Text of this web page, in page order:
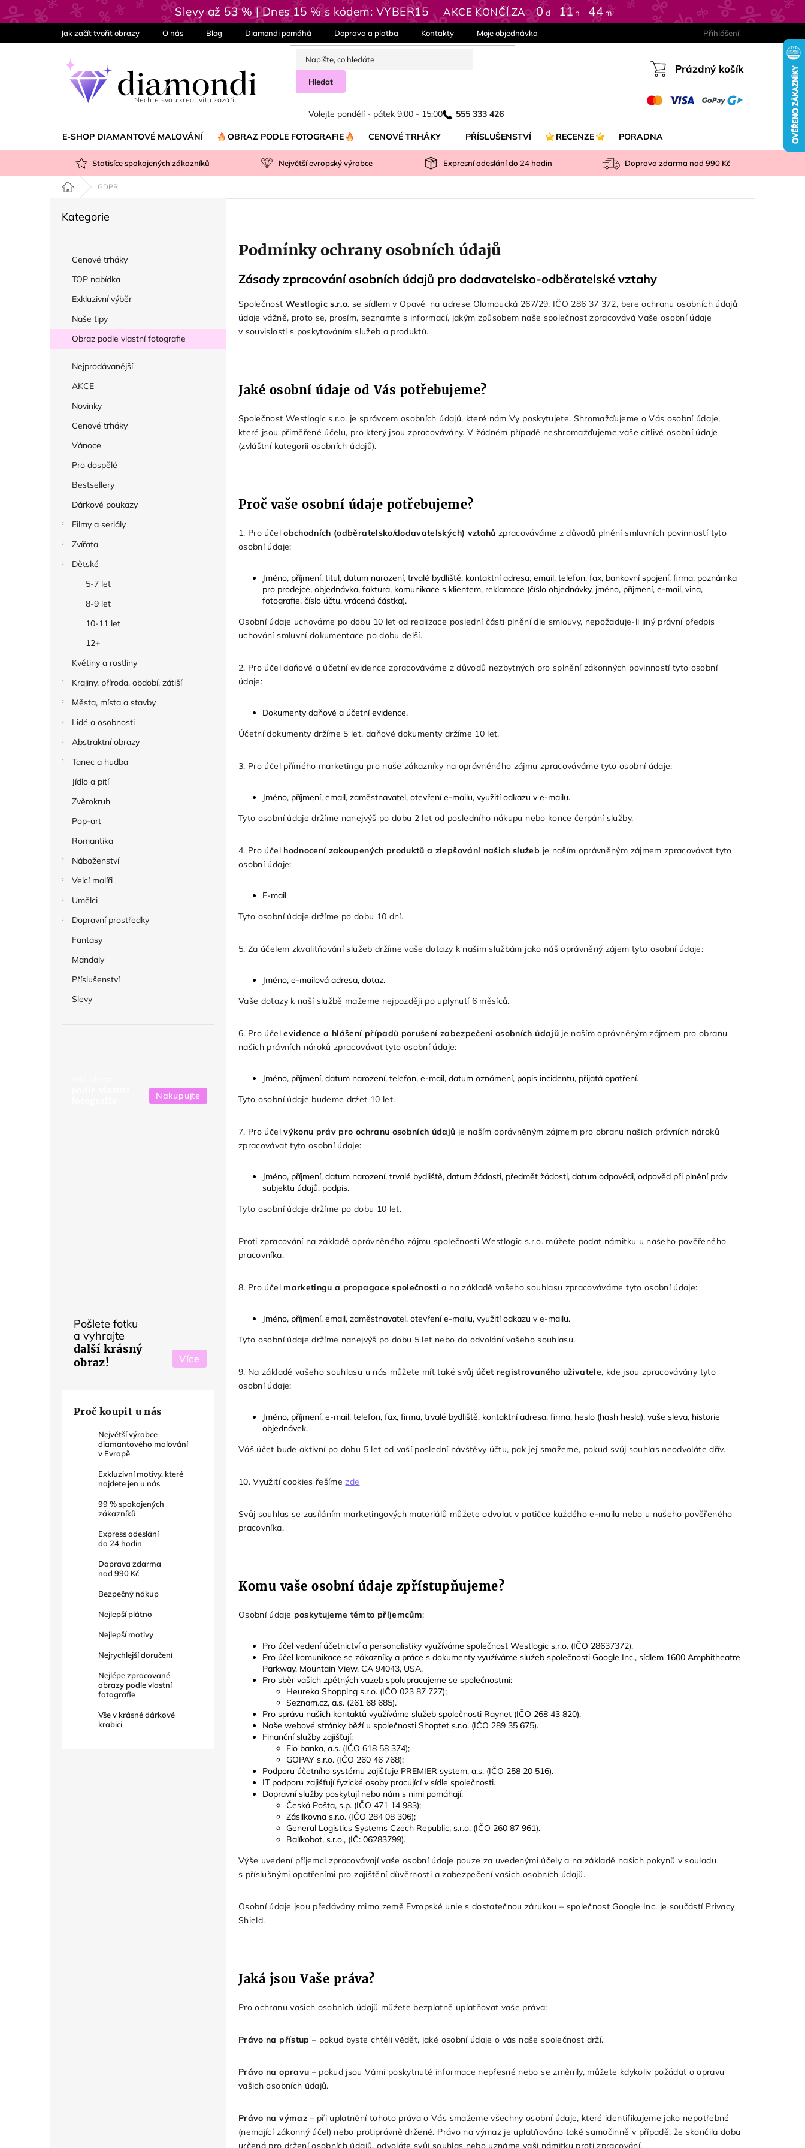
Přejít
na
Slevy až 53 % | Dnes 15 % s kódem: VYBER15 AKCE KONČÍ ZA 0 d 11 h 44 m
Jak začít tvořit obrazy O nás Blog Diamondi pomáhá Doprava a platba Kontakty Moje objednávka Přihlášení
Hledat
Volejte pondělí - pátek 9:00 - 15:00 555 333 426
Nákupní
Prázdný košík
E-SHOP DIAMANTOVÉ MALOVÁNÍ OBRAZ PODLE FOTOGRAFIE CENOVÉ TRHÁKY PŘÍSLUŠENSTVÍ RECENZE PORADNA
Statisíce spokojených zákazníků Největší evropský výrobce Expresní odeslání do 24hodin Doprava zdarma nad990 Kč
Domů GDPR
Přeskočit
Kategorie
Cenové trháky
TOP nabídka
Exkluzivní výběr
Naše tipy
Obraz podle vlastní fotografie
Nejprodávanější
AKCE
Novinky
Cenové trháky
Vánoce
Pro dospělé
Bestsellery
Dárkové poukazy
Filmy a seriály
Zvířata
Dětské
5-7 let
8-9 let
10-11 let
12+
Květiny a rostliny
Krajiny, příroda, období, zátiší
Města, místa a stavby
Lidé a osobnosti
Abstraktní obrazy
Tanec a hudba
Jídlo a pití
Zvěrokruh
Pop-art
Romantika
Náboženství
Velcí malíři
Umělci
Dopravní prostředky
Fantasy
Mandaly
Příslušenství
Slevy
Nakupujte
Pošlete fotku
a vyhrajte
další krásný
obraz!
Více
Proč koupit u nás
Největší výrobce
diamantového malování
v Evropě
Exkluzivní motivy, které
najdete jen u nás
99% spokojených
zákazníků
Express odeslání
do 24 hodin
Doprava zdarma
nad 990 Kč
Bezpečný nákup
Nejlepší plátno
Nejlepší motivy
Nejrychlejší doručení
Nejlépe zpracované
obrazy podle vlastní
fotografie
Vše v krásné dárkové
krabici
Podmínky ochrany osobních údajů
Zásady zpracování osobních údajů pro dodavatelsko-odběratelské vztahy
Společnost Westlogic s.r.o. se sídlem v Opavě na adrese Olomoucká 267/29, IČO 286 37 372, bere ochranu osobních údajů
údaje vážně, proto se, prosím, seznamte s informací, jakým způsobem naše společnost zpracovává Vaše osobní údaje
v souvislosti s poskytováním služeb a produktů.
Jaké osobní údaje od Vás potřebujeme?
Společnost Westlogic s.r.o. je správcem osobních údajů, které nám Vy poskytujete. Shromažďujeme o Vás osobní údaje,
které jsou přiměřené účelu, pro který jsou zpracovávány. V žádném případě neshromažďujeme vaše citlivé osobní údaje
(zvláštní kategorii osobních údajů).
Proč vaše osobní údaje potřebujeme?
1. Pro účelobchodních (odběratelsko/dodavatelských) vztahů zpracováváme z důvodů plnění smluvních povinností tyto
osobní údaje:
Jméno, příjmení, titul, datum narození, trvalé bydliště, kontaktní adresa, email, telefon, fax, bankovní spojení, firma, poznámka
pro prodejce, objednávka, faktura, komunikace s klientem, reklamace (číslo objednávky, jméno, příjmení, e-mail, vina,
fotografie, číslo účtu, vrácená částka).
Osobní údaje uchováme po dobu 10 let od realizace poslední části plnění dle smlouvy, nepožaduje-li jiný právní předpis
uchování smluvní dokumentace po dobu delší.
2. Pro účel daňové a účetní evidence zpracováváme z důvodů nezbytných pro splnění zákonných povinností tyto osobní
údaje:
Dokumenty daňové a účetní evidence.
Účetní dokumenty držíme 5 let, daňové dokumenty držíme 10 let.
3. Pro účel přímého marketingu pro naše zákazníky na oprávněného zájmu zpracováváme tyto osobní údaje:
Jméno, příjmení, email, zaměstnavatel, otevření e-mailu, využití odkazu v e-mailu.
Tyto osobní údaje držíme nanejvýš po dobu 2 let od posledního nákupu nebo konce čerpání služby.
4. Pro účel hodnocení zakoupených produktů a zlepšování našich služeb je naším oprávněným zájmem zpracovávat tyto
osobní údaje:
E-mail
Tyto osobní údaje držíme po dobu 10 dní.
5. Za účelem zkvalitňování služeb držíme vaše dotazy k našim službám jako náš oprávněný zájem tyto osobní údaje:
Jméno, e-mailová adresa, dotaz.
Vaše dotazy k naší službě mažeme nejpozději po uplynutí 6 měsíců.
6. Pro účelevidence a hlášení případů porušení zabezpečení osobních údajůje naším oprávněným zájmem pro obranu
našich právních nároků zpracovávat tyto osobní údaje:
Jméno, příjmení, datum narození, telefon, e-mail, datum oznámení, popis incidentu, přijatá opatření.
Tyto osobní údaje budeme držet 10 let.
7. Pro účelvýkonu práv pro ochranu osobních údajů je naším oprávněným zájmem pro obranu našich právních nároků
zpracovávat tyto osobní údaje:
Jméno, příjmení, datum narození, trvalé bydliště, datum žádosti, předmět žádosti, datum odpovědi, odpověď při plnění práv
subjektu údajů, podpis.
Tyto osobní údaje držíme po dobu 10 let.
Proti zpracování na základě oprávněného zájmu společnosti Westlogic s.r.o. můžete podat námitku u našeho pověřeného
pracovníka.
8. Pro účelmarketingu a propagace společnosti a na základě vašeho souhlasu zpracováváme tyto osobní údaje:
Jméno, příjmení, email, zaměstnavatel, otevření e-mailu, využití odkazu v e-mailu.
Tyto osobní údaje držíme nanejvýš po dobu 5 let nebo do odvolání vašeho souhlasu.
9. Na základě vašeho souhlasu u nás můžete mít také svůj účet registrovaného uživatele, kde jsou zpracovávány tyto
osobní údaje:
Jméno, příjmení, e-mail, telefon, fax, firma, trvalé bydliště, kontaktní adresa, firma, heslo (hash hesla), vaše sleva, historie
objednávek.
Váš účet bude aktivní po dobu 5 let od vaší poslední návštěvy účtu, pak jej smažeme, pokud svůj souhlas neodvoláte dřív.
10. Využití cookies řešímezde
Svůj souhlas se zasíláním marketingových materiálů můžete odvolat v patičce každého e-mailu nebo u našeho pověřeného
pracovníka.
Komu vaše osobní údaje zpřístupňujeme?
Osobní údaje poskytujeme těmto příjemcům:
Pro účel vedení účetnictví a personalistiky využíváme společnost Westlogic s.r.o. (IČO 28637372).
Pro účel komunikace se zákazníky a práce s dokumenty využíváme služeb společnosti Google Inc., sídlem 1600 Amphitheatre
Parkway, Mountain View, CA 94043, USA.
Pro sběr vašich zpětných vazeb spolupracujeme se společnostmi:
Heureka Shopping s.r.o. (IČO 023 87 727);
Seznam.cz, a.s. (261 68 685).
Pro správu našich kontaktů využíváme služeb společnosti Raynet (IČO 268 43 820).
Naše webové stránky běží u společnosti Shoptet s.r.o. (IČO 289 35 675).
Finanční služby zajišťují:
Fio banka, a.s. (IČO 618 58 374);
GOPAY s.r.o. (IČO 260 46 768);
Podporu účetního systému zajišťuje PREMIER system, a.s. (IČO 258 20 516).
IT podporu zajišťují fyzické osoby pracující v sídle společnosti.
Dopravní služby poskytují nebo nám s nimi pomáhají:
Česká Pošta, s.p. (IČO 471 14 983);
Zásilkovna s.r.o. (IČO 284 08 306);
General Logistics Systems Czech Republic, s.r.o. (IČO 260 87 961).
Balíkobot, s.r.o., (IČ: 06283799).
Výše uvedení příjemci zpracovávají vaše osobní údaje pouze za uvedenými účely a na základě našich pokynů v souladu
s příslušnými opatřeními pro zajištění důvěrnosti a zabezpečení vašich osobních údajů.
Osobní údaje jsou předávány mimo země Evropské unie s dostatečnou zárukou – společnost Google Inc. je součástí Privacy
Shield.
Jaká jsou Vaše práva?
Pro ochranu vašich osobních údajů můžete bezplatně uplatňovat vaše práva:
Právo na přístup – pokud byste chtěli vědět, jaké osobní údaje o vás naše společnost drží.
Právo na opravu – pokud jsou Vámi poskytnuté informace nepřesné nebo se změnily, můžete kdykoliv požádat o opravu
vašich osobních údajů.
Právo na výmaz– při uplatnění tohoto práva o Vás smažeme všechny osobní údaje, které identifikujeme jako nepotřebné
(nemající zákonný účel) nebo protiprávně držené. Právo na výmaz je uplatňováno také samočinně v případě, že skončila doba
určená pro držení osobních údajů, odvoláte svůj souhlas nebo uznáme vaši námitku proti zpracování.